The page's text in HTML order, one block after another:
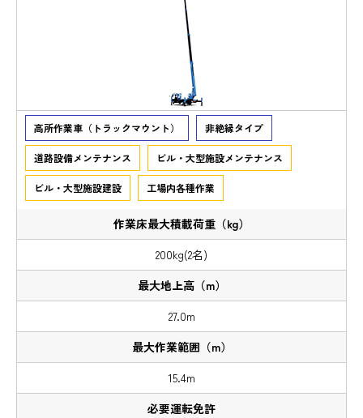
高所作業車（トラックマウント） 非絶縁タイプ
道路設備メンテナンス ビル・大型施設メンテナンス
ビル・大型施設建設 工場内各種作業
200kg(2名)
27.0m
15.4m